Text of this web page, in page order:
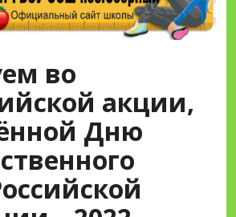
во
акции,
Дню